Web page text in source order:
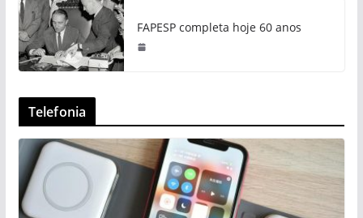
FAPESP completa hoje 60 anos
Telefonia